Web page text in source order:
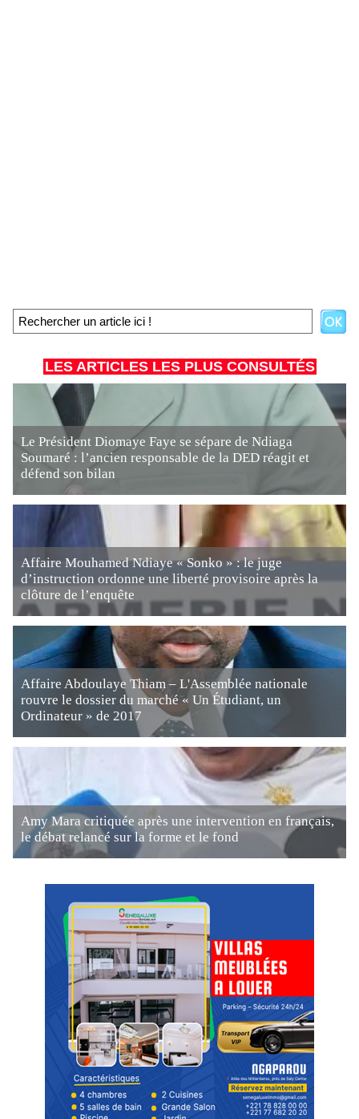
LES ARTICLES LES PLUS CONSULTÉS
Le Président Diomaye Faye se sépare de Ndiaga
Soumaré : l’ancien responsable de la DED réagit et
défend son bilan
Affaire Mouhamed Ndiaye « Sonko » : le juge
d’instruction ordonne une liberté provisoire après la
clôture de l’enquête
Affaire Abdoulaye Thiam – L'Assemblée nationale
rouvre le dossier du marché « Un Étudiant, un
Ordinateur » de 2017
Amy Mara critiquée après une intervention en français,
le débat relancé sur la forme et le fond